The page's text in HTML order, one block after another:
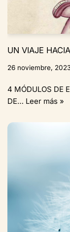
UN VIAJE
26 noviembre,
4 MÓDULOS DE
DE… Leer más »